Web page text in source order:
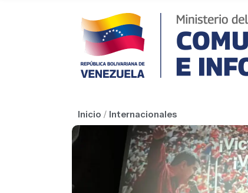
Inicio / Internacionales